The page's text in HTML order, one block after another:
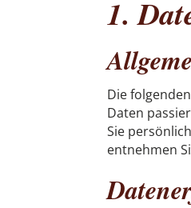
1.
Die
Daten
Sie
entnehmen